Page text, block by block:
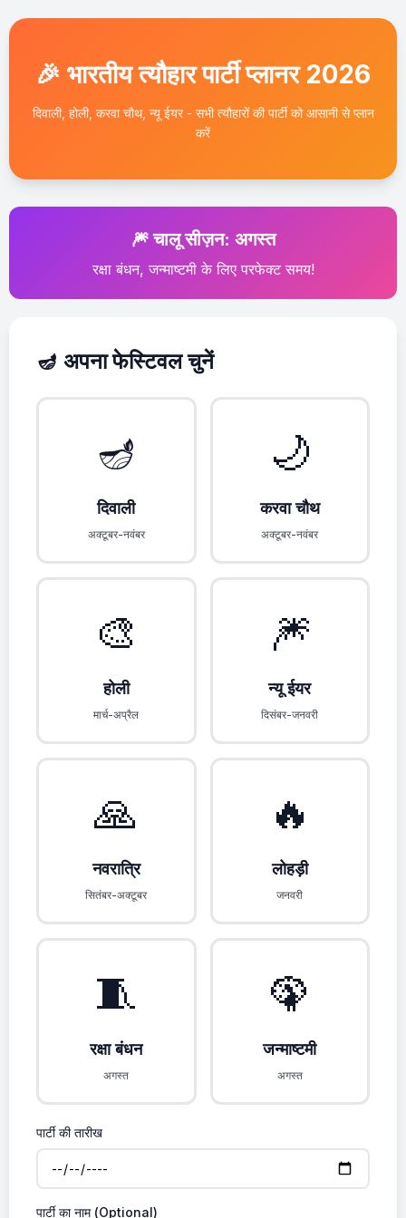
🎉 भारतीय त्यौहार पार्टी प्लानर 2026
दिवाली, होली, करवा चौथ, न्यू ईयर - सभी त्यौहारों की पार्टी को आसानी से प्लान
करें
🎆 चालू सीज़न: अगस्त
रक्षा बंधन, जन्माष्टमी के लिए परफेक्ट समय!
🪔 अपना फेस्टिवल चुनें
🪔
दिवाली
अक्टूबर-नवंबर
🌙
करवा चौथ
अक्टूबर-नवंबर
🎨
होली
मार्च-अप्रैल
🎆
न्यू ईयर
दिसंबर-जनवरी
🙏
नवरात्रि
सितंबर-अक्टूबर
🔥
लोहड़ी
जनवरी
🧵
रक्षा बंधन
अगस्त
🦚
जन्माष्टमी
अगस्त
पार्टी की तारीख
पार्टी का नाम (Optional)